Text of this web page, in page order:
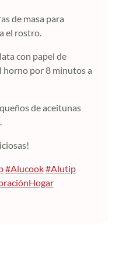
de masa para
el rostro.
con papel de
horno por 8 minutos a
de aceitunas
#Alucook#Alutip